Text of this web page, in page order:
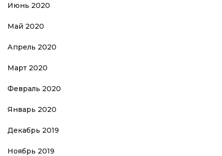
Июнь 2020
Май 2020
Апрель 2020
Март 2020
Февраль 2020
Январь 2020
Декабрь 2019
Ноябрь 2019